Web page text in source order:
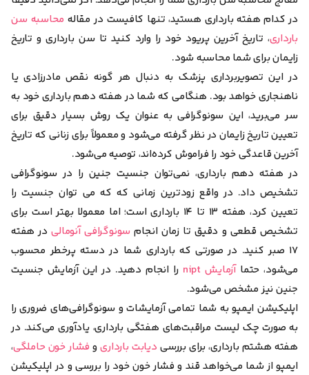
در کدام هفته بارداری هستید، تنها کافیست در مقاله محاسبه سن
بارداری، تاریخ آخرین پریود خود را وارد کنید تا سن بارداری و تاریخ
زایمان برای شما محاسبه شود.
در این تصویربرداری پزشک به دنبال هر گونه نقص مادرزادی یا
ناهنجاری خواهد بود. هنگامی که شما در هفته دهم بارداری خود به
سر می‌برید، این سونوگرافی به عنوان یک روش بسیار دقیق برای
تعیین تاریخ زایمان در نظر گرفته می‌شود و معمولاً برای زنانی که تاریخ
آخرین قاعدگی خود را فراموش کرده‌اند، توصیه می‌شود.
در هفته دهم بارداری، نمی‌توان جنسیت جنین را در سونوگرافی
تشخیص داد. در واقع زودترین زمانی که که می توان جنسیت را
تعیین کرد، هفته ۱۳ تا ۱۴ بارداری است؛ اما معمولا بهتر است برای
تشخیص قطعی و دقیق تا زمان انجام سونوگرافی آنومالیدر هفته
۱۷ صبر کنید. در صورتی که بارداری شما در دسته پرخطر محسوب
می‌شود، حتماآزمایش nipt
را انجام دهید. در این آزمایش جنسیت
جنین نیز مشخص می‌شود.
اپلیکیشن ایمپو به شما تمامی آزمایشات و سونوگرافی‌های ضروری را
به صورت چک لیست مراقبت‌های هفتگی بارداری، یادآوری می‌کند. در
هفته هشتم بارداری، برای بررسی دیابت بارداریو فشار خون حاملگی،
ایمپو از شما می‌خواهد قند و فشار خون خود را بررسی و در اپلیکیشن